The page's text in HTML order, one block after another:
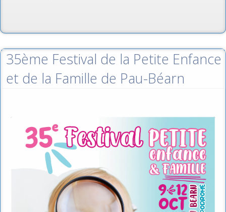
35ème Festival de la Petite Enfance
et de la Famille de Pau-Béarn